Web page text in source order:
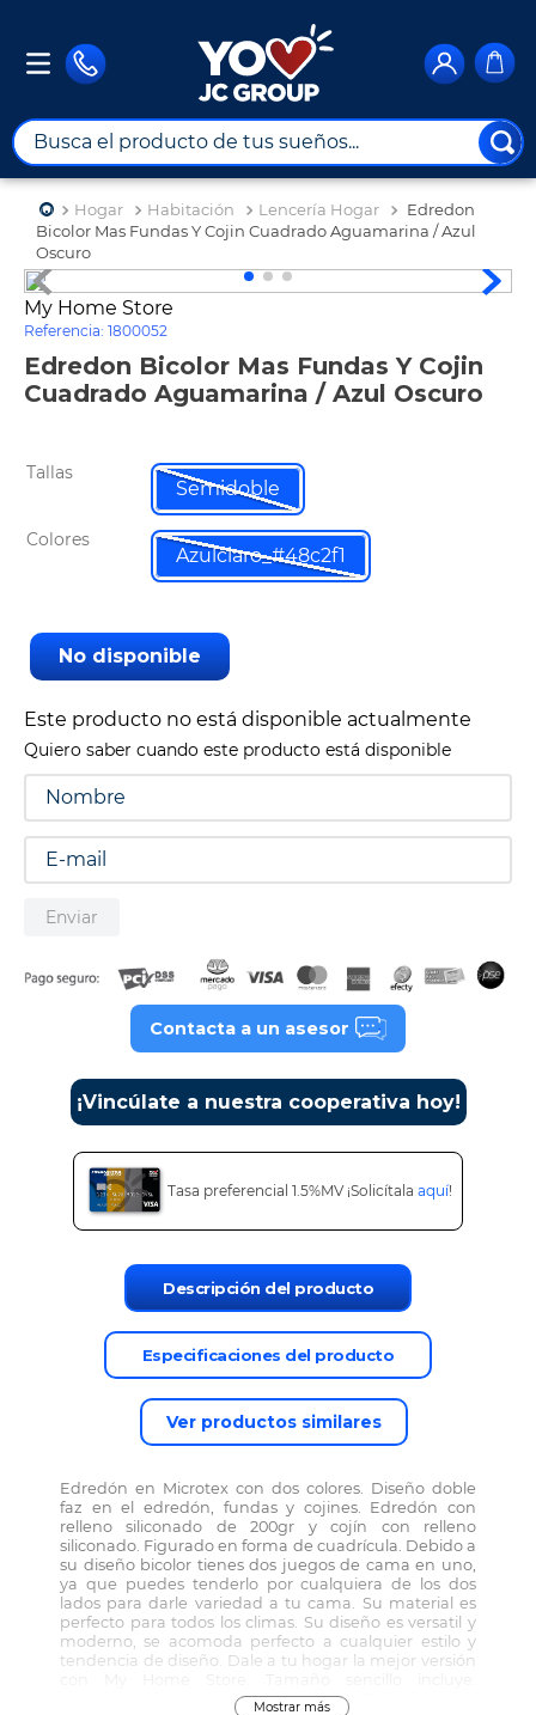
Busca el producto de tus sueños...
Hogar Habitación Lencería Hogar
Edredon
Bicolor Mas Fundas Y Cojin Cuadrado Aguamarina / Azul
Oscuro
My Home Store
Referencia: 1800052
Edredon Bicolor Mas Fundas Y Cojin
Cuadrado Aguamarina / Azul Oscuro
Tallas
Semidoble
Colores
Azulclaro_#48c2f1
No disponible
Este producto no está disponible actualmente
Quiero saber cuando este producto está disponible
Enviar
Contacta a un asesor
¡Vincúlate a nuestra cooperativa hoy!
Tasa preferencial 1.5%MV ¡Solicítala aquí!
Descripción del producto
Especificaciones del producto
Ver productos similares
Edredón en Microtex con dos colores. Diseño doble
faz en el edredón, fundas y cojines. Edredón con
relleno siliconado de 200gr y cojín con relleno
siliconado. Figurado en forma de cuadrícula. Debido a
su diseño bicolor tienes dos juegos de cama en uno,
ya que puedes tenderlo por cualquiera de los dos
lados para darle variedad a tu cama. Su material es
perfecto para todos los climas. Su diseño es versatil y
moderno, se acomoda perfecto a cualquier estilo y
tendencia de diseño. Dale a tu hogar la mejor versión
Edredón, 1 funda y 1 cojín cuadrado. Tamaño Semi
Mostrar más
TÉRMINOS MÁS BUSCADOS
1.
combos
2.
moto
3.
4
nevera
5.
celulares
7.
cine
8.
impresora
tv